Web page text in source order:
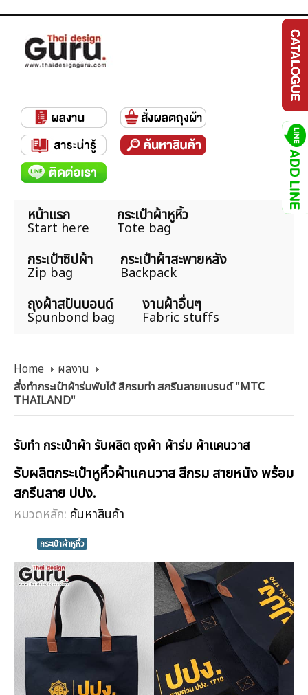
หน้าแรก
Start here
กระเป๋าผ้าหูหิ้ว
Tote bag
กระเป๋าซิปผ้า
Zip bag
กระเป๋าผ้าสะพายหลัง
Backpack
ถุงผ้าสปันบอนด์
Spunbond bag
งานผ้าอื่นๆ
Fabric stuffs
Home
ผลงาน
สั่งทำกระเป๋าผ้าร่มพับได้ สีกรมท่า สกรีนลายแบรนด์ "MTC
THAILAND"
รับทำ กระเป๋าผ้า รับผลิต ถุงผ้า ผ้าร่ม ผ้าแคนวาส
รับผลิตกระเป๋าหูหิ้วผ้าแคนวาส สีกรม สายหนัง พร้อม
สกรีนลาย ปปง.
หมวดหลัก: ค้นหาสินค้า
กระเป๋าผ้าหูหิ้ว